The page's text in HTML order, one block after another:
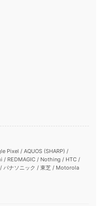
Pixel / AQUOS (SHARP) /
/ REDMAGIC / Nothing / HTC /
パナソニック / 東芝 / Motorola